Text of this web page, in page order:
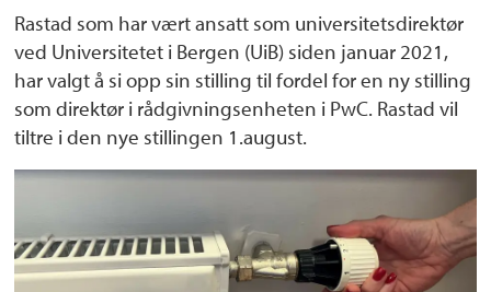
Rastad som har vært ansatt som universitetsdirektør
ved Universitetet i Bergen (UiB) siden januar 2021,
har valgt å si opp sin stilling til fordel for en ny stilling
som direktør i rådgivningsenheten i PwC. Rastad vil
tiltre i den nye stillingen 1.august.